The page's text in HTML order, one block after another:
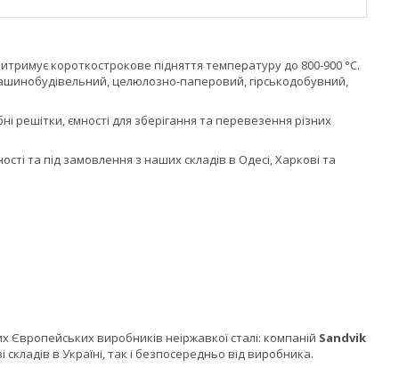
короткострокове підняття температуру до 800-900 °C.
целюлозно-паперовий, гірськодобувний,
решітки, ємності для зберігання та перевезення різних
та під замовлення з наших складів в Одесі, Харкові та
виробників неіржавкої сталі: компаній Sandvik
складів в Україні, так і безпосередньо від виробника.